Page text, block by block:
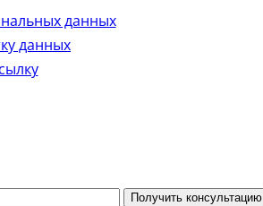
данных
данных
Получить консультацию